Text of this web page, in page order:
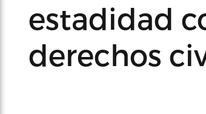
estadidad
derechos